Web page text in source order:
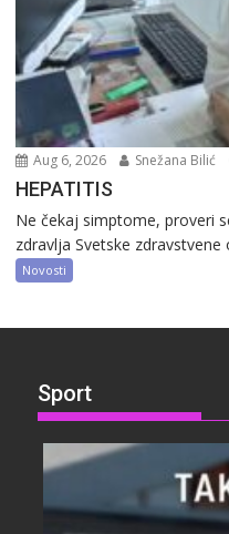
Aug 6, 2026 Snežana Bilić
HEPATITIS
Ne čekaj simptome, proveri
zdravlja Svetske zdravstvene
Novosti
Sport